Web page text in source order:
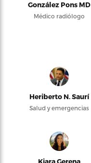
González Pons MD
Médico radiólogo
Heriberto N. Saurí
Salud y emergencias
Kiara Gerena